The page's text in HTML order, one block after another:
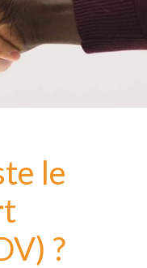
le
?